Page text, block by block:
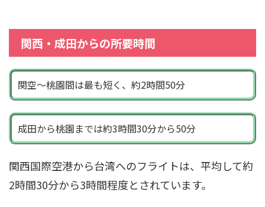
関西・成田からの所要時間
関空〜桃園間は最も短く、約2時間50分
成田から桃園までは約3時間30分から50分
関西国際空港から台湾へのフライトは、平均して約
2時間30分から3時間程度とされています。